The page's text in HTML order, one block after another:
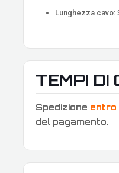
Lunghezza cavo:
TEMPI DI
Spedizione entro
del pagamento.